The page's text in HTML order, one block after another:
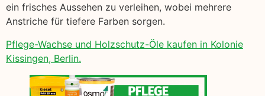
ein frisches Aussehen zu verleihen, wobei mehrere
Anstriche für tiefere Farben sorgen.
Pflege-Wachse und Holzschutz-Öle kaufen in Kolonie
Kissingen, Berlin.